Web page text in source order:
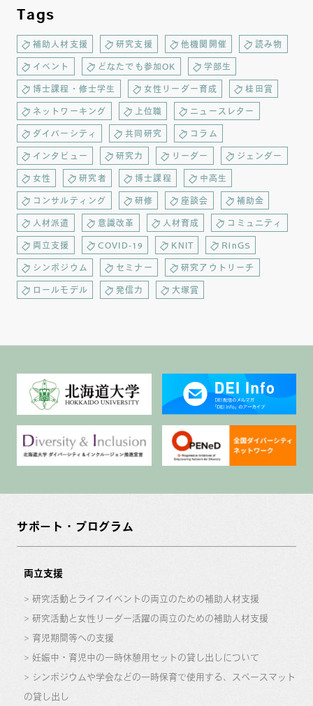
Tags
補助人材支援 研究支援 他機関開催 読み物
イベント どなたでも参加OK 学部生
博士課程・修士学生 女性リーダー育成 桂田賞
ネットワーキング 上位職 ニュースレター
ダイバーシティ 共同研究 コラム
インタビュー 研究力 リーダー ジェンダー
女性 研究者 博士課程 中高生
コンサルティング 研修 座談会 補助金
人材派遣 意識改革 人材育成 コミュニティ
両立支援 COVID-19 KNIT RinGS
シンポジウム セミナー 研究アウトリーチ
ロールモデル 発信力 大塚賞
サポート・プログラム
両立支援
研究活動とライフイベントの両立のための補助人材支援
研究活動と女性リーダー活躍の両立のための補助人材支援
育児期間等への支援
妊娠中・育児中の一時休憩用セットの貸し出しについて
シンポジウムや学会などの一時保育で使用する、スペースマット
の貸し出し